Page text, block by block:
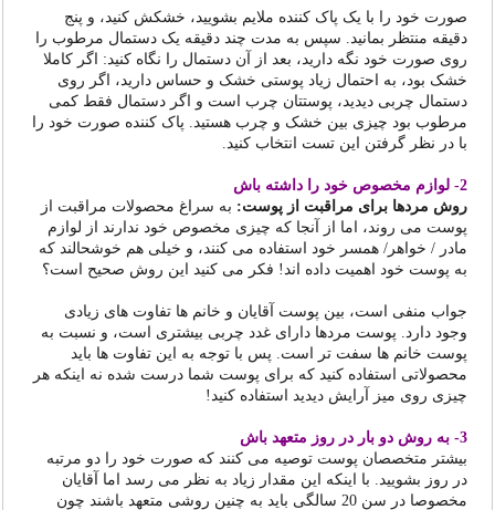
صورت خود را با یک پاک کننده ملایم بشویید، خشکش کنید، و پنج
دقیقه منتظر بمانید. سپس به مدت چند دقیقه یک دستمال مرطوب را
روی صورت خود نگه دارید، بعد از آن دستمال را نگاه کنید: اگر کاملا
خشک بود، به احتمال زیاد پوستی خشک و حساس دارید، اگر روی
دستمال چربی دیدید، پوستتان چرب است و اگر دستمال فقط کمی
مرطوب بود چیزی بین خشک و چرب هستید. پاک کننده صورت خود را
با در نظر گرفتن این تست انتخاب کنید.
2- لوازم مخصوص خود را داشته باش
روش مردها برای مراقبت از پوست: به سراغ محصولات مراقبت از
پوست می روند، اما از آنجا که چیزی مخصوص خود ندارند از لوازم
مادر / خواهر/ همسر خود استفاده می کنند، و خیلی هم خوشحالند که
به پوست خود اهمیت داده اند! فکر می کنید این روش صحیح است؟
جواب منفی است، بین پوست آقایان و خانم ها تفاوت های زیادی
وجود دارد. پوست مردها دارای غدد چربی بیشتری است، و نسبت به
پوست خانم ها سفت تر است. پس با توجه به این تفاوت ها باید
محصولاتی استفاده کنید که برای پوست شما درست شده نه اینکه هر
چیزی روی میز آرایش دیدید استفاده کنید!
3- به روش دو بار در روز متعهد باش
بیشتر متخصصان پوست توصیه می کنند که صورت خود را دو مرتبه
در روز بشویید. با اینکه این مقدار زیاد به نظر می رسد اما آقایان
مخصوصا در سن 20 سالگی باید به چنین روشی متعهد باشند چون